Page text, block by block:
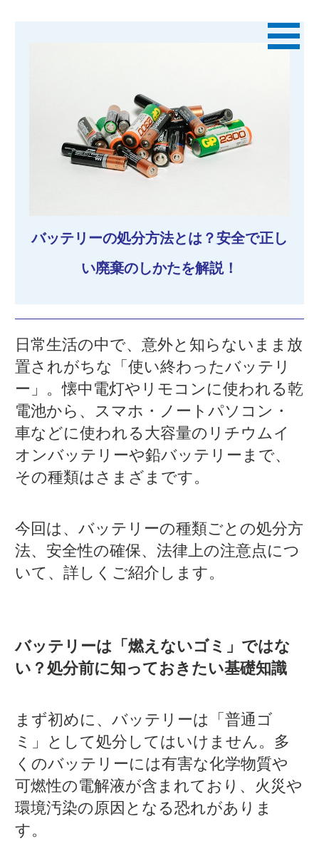
バッテリーの処分方法とは？安全で正し
い廃棄のしかたを解説！
日常生活の中で、意外と知らないまま放
置されがちな「使い終わったバッテリ
ー」。懐中電灯やリモコンに使われる乾
電池から、スマホ・ノートパソコン・
車などに使われる大容量のリチウムイ
オンバッテリーや鉛バッテリーまで、
その種類はさまざまです。
今回は、バッテリーの種類ごとの処分方
法、安全性の確保、法律上の注意点につ
いて、詳しくご紹介します。
バッテリーは「燃えないゴミ」ではな
い？処分前に知っておきたい基礎知識
まず初めに、バッテリーは「普通ゴ
ミ」として処分してはいけません。多
くのバッテリーには有害な化学物質や
可燃性の電解液が含まれており、火災や
環境汚染の原因となる恐れがありま
す。